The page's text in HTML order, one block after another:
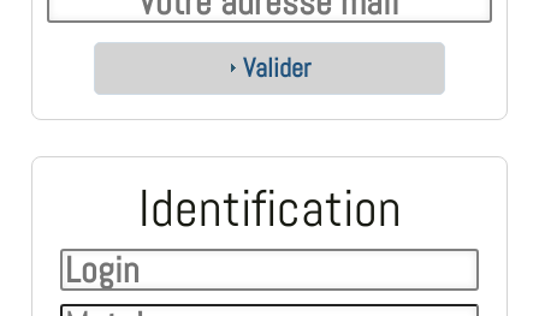
Valider
Identification